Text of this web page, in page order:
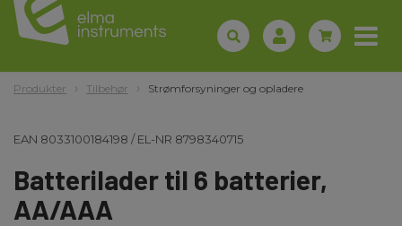
Produkter Tilbehør Strømforsyninger og opladere
EAN 8033100184198 /EL-NR 8798340715
Batterilader til 6 batterier,
AA/AAA